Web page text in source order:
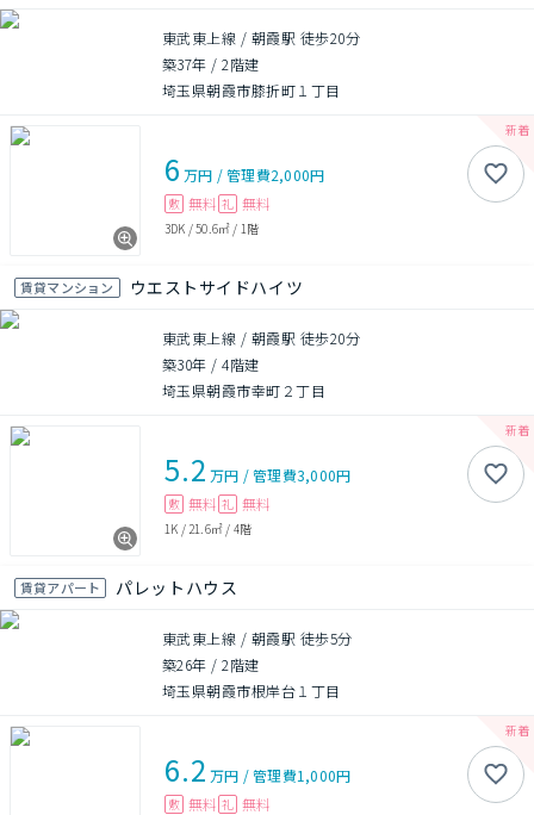
東武東上線 / 朝霞駅 徒歩20分
築37年 /2階建
埼玉県朝霞市膝折町１丁目
6 万円 /管理費2,000円
敷 無料 礼 無料
3DK /50.6㎡ / 1階
賃貸マンション ウエストサイドハイツ
東武東上線 / 朝霞駅 徒歩20分
築30年 /4階建
埼玉県朝霞市幸町２丁目
5.2 万円 /管理費3,000円
敷 無料 礼 無料
1K / 21.6㎡ / 4階
賃貸アパート パレットハウス
東武東上線 / 朝霞駅 徒歩5分
築26年 /2階建
埼玉県朝霞市根岸台１丁目
6.2 万円 /管理費1,000円
敷 無料 礼 無料